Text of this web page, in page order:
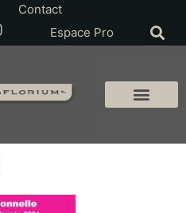
Contact
Espace Pro